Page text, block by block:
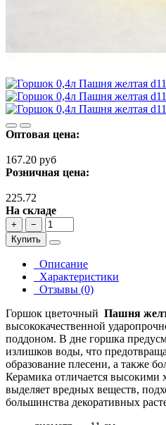
Оптовая цена:
167.20 руб
Розничная цена:
225.72
На складе
+
−
Купить
Описание
Характеристики
Отзывы (0)
Горшок цветочный Пашня
высококачественной
поддоном. В дне горшка
излишков воды, что
образование плесени, а также
Керамика отличается высокими
выделяет вредных веществ,
большинства декоративных